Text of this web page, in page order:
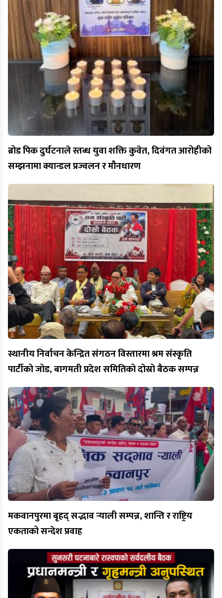
ब्रोड पिक दुर्घटनाले स्तब्ध युवा शक्ति कुवेत, दिवंगत आरोहीको
सम्झनामा क्यान्डल प्रज्वलन र मौनधारण
स्थानीय निर्वाचन केन्द्रित संगठन विस्तारमा श्रम संस्कृति
पार्टीको जोड, बागमती प्रदेश समितिको दोस्रो बैठक सम्पन्न
मकवानपुरमा बृहद् सद्भाव र्‍याली सम्पन्न, शान्ति र राष्ट्रिय
एकताको सन्देश प्रवाह